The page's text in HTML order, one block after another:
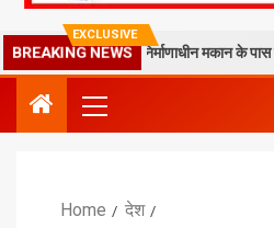
EXCLUSIVE
BREAKING NEWS
से हत्या कर निर्माणाधीन मकान के पास फेंका शव
Home
देश